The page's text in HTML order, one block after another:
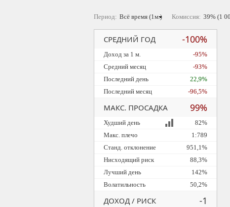
Период: Комиссия:
СРЕДНИЙ ГОД -100%
Доход за 1 м.
-95%
Средний месяц
-93%
Последний день
22,9%
Последний месяц
-96,5%
МАКС. ПРОСАДКА 99%
Худший день
82%
Макс. плечо
1:789
Станд. отклонение
951,1%
Нисходящий риск
88,3%
Лучший день
142%
Волатильность
50,2%
ДОХОД / РИСК -1